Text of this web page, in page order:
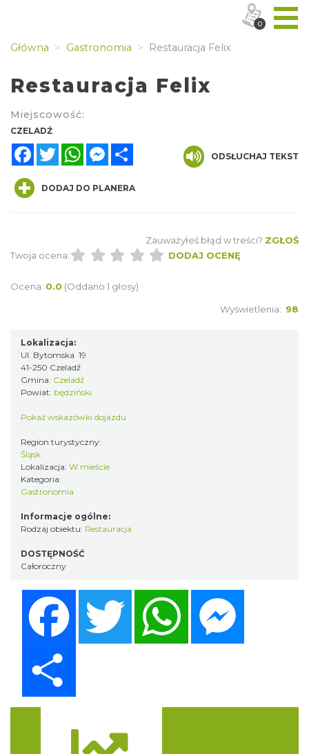
Główna Gastronomia Restauracja Felix
Restauracja Felix
Miejscowość:
CZELADŹ
FacebookTwitterWhatsAppMessenger
ODSŁUCHAJ TEKST
DODAJ DO PLANERA
Zauważyłeś błąd w treści? ZGŁOŚ
Twoja ocena:
DODAJ OCENĘ
Ocena: 0.0 (Oddano 1 głosy)
Wyświetlenia: 98
Lokalizacja:
Ul. Bytomska 19
41-250 Czeladź
Gmina: Czeladź
Powiat: będziński
Pokaż wskazówki dojazdu
Region turystyczny:
Śląsk
Lokalizacja: W mieście
Kategoria:
Gastronomia
Informacje ogólne:
Rodzaj obiektu: Restauracja
DOSTĘPNOŚĆ
Całoroczny
Twitter WhatsApp
0